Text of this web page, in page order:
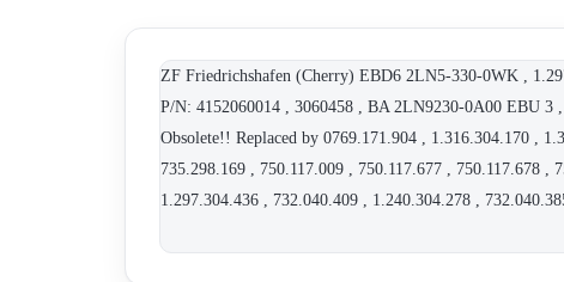
ZF Friedrichshafen (Cherry) EBD6 2LN5-330-0WK ,
P/N: 4152060014 , 3060458 , BA 2LN9230-0A00 EBU 3
Obsolete!! Replaced by 0769.171.904 , 1.316.304.170 ,
735.298.169 , 750.117.009 , 750.117.677 , 750.117.678 ,
1.297.304.436 , 732.040.409 , 1.240.304.278 ,